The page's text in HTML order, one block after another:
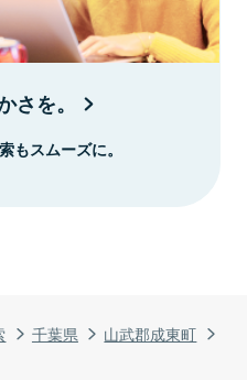
千葉県
山武郡成東町
さを。
もスムーズに。